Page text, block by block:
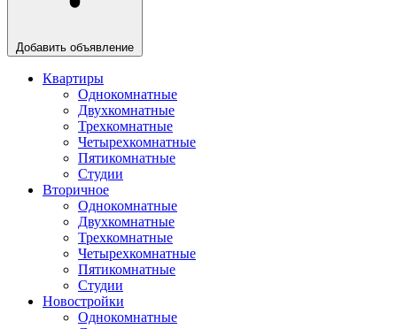
Добавить объявление
Квартиры
Однокомнатные
Двухкомнатные
Трехкомнатные
Четырехкомнатные
Пятикомнатные
Студии
Вторичное
Однокомнатные
Двухкомнатные
Трехкомнатные
Четырехкомнатные
Пятикомнатные
Студии
Новостройки
Однокомнатные